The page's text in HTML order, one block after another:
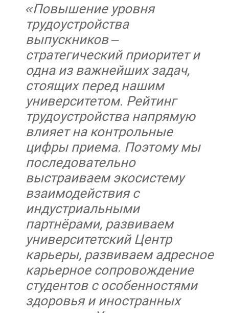
«Повышение уровня
трудоустройства
выпускников –
стратегический приоритет и
одна из важнейших задач,
стоящих перед нашим
университетом. Рейтинг
трудоустройства напрямую
влияет на контрольные
цифры приема. Поэтому мы
последовательно
выстраиваем экосистему
взаимодействия с
индустриальными
партнёрами, развиваем
университетский Центр
карьеры, развиваем адресное
карьерное сопровождение
студентов с особенностями
здоровья и иностранных